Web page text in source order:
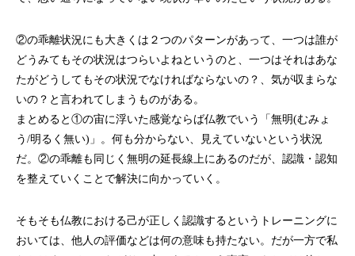
②の乖離状況にも大きくは２つのパターンがあって、一つは誰が
どうみてもその状況はつらいよねというのと、一つはそれはあな
たがどうしてもその状況でなければならないの？、気が収まらな
いの？と言われてしまうものがある。
まとめると①の宙に浮いた感覚ならば仏教でいう「無明(むみょ
う/明るく無い)」。何も分からない、見えていないという状況
だ。②の乖離も同じく無明の延長線上にあるのだが、認識・認知
を整えていくことで解決に向かっていく。
そもそも仏教における己が正しく認識するというトレーニングに
おいては、他人の評価などは何の意味も持たない。だが一方で私